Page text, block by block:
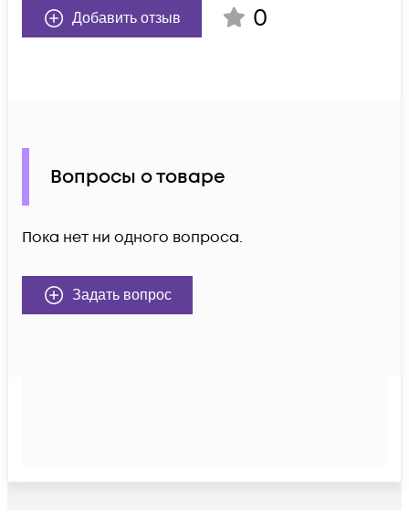
Добавить отзыв 0
Вопросы о товаре
Пока нет ни одного вопроса.
Задать вопрос